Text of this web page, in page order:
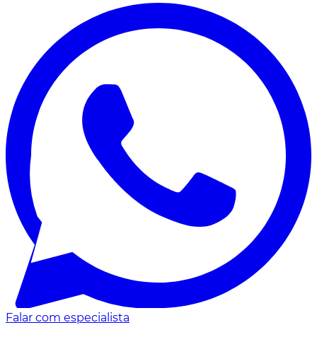
Falar com especialista